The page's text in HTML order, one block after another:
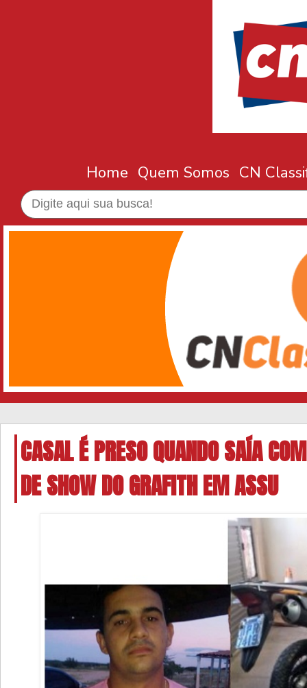
Home Quem Somos CN
CASAL É PRESO QUANDO SAÍA
DE SHOW DO GRAFITH EM ASSU